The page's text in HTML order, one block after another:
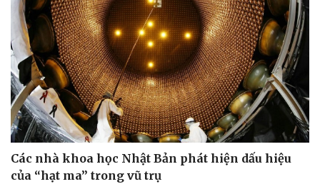
Các nhà khoa học Nhật Bản phát hiện dấu hiệu
của “hạt ma” trong vũ trụ